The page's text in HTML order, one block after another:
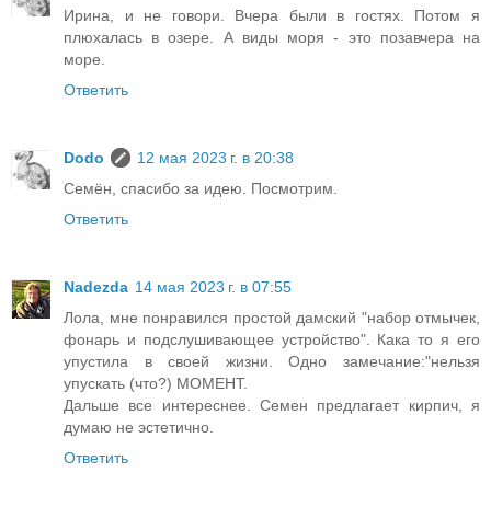
Ирина, и не говори. Вчера были в гостях. Потом я
плюхалась в озере. А виды моря - это позавчера на
море.
Ответить
Dodo
12 мая 2023 г. в 20:38
Семён, спасибо за идею. Посмотрим.
Ответить
Nadezda 14 мая 2023 г. в 07:55
Лола, мне понравился простой дамский "набор отмычек,
фонарь и подслушивающее устройство". Кака то я его
упустила в своей жизни. Одно замечание:"нельзя
упускать (что?) МОМЕНТ.
Дальше все интереснее. Семен предлагает кирпич, я
думаю не эстетично.
Ответить